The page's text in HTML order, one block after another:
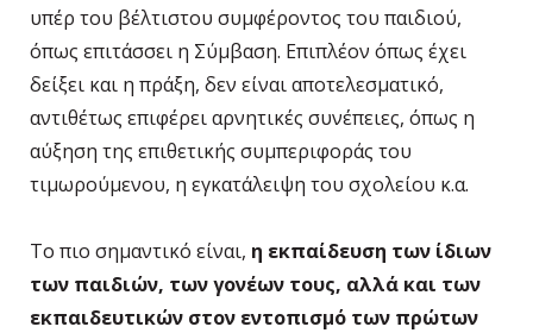
υπέρ του βέλτιστου συμφέροντος του παιδιού,
όπως επιτάσσει η Σύμβαση. Επιπλέον όπως έχει
δείξει και η πράξη, δεν είναι αποτελεσματικό,
αντιθέτως επιφέρει αρνητικές συνέπειες, όπως η
αύξηση της επιθετικής συμπεριφοράς του
τιμωρούμενου, η εγκατάλειψη του σχολείου κ.α.
Το πιο σημαντικό είναι, η εκπαίδευση των ίδιων
των παιδιών, των γονέων τους, αλλά και των
εκπαιδευτικών στον εντοπισμό των πρώτων